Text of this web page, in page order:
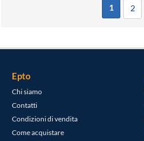
1 2
Epto
Chi siamo
Contatti
Condizioni di vendita
Come acquistare